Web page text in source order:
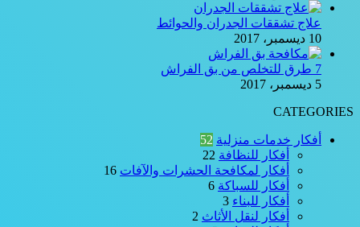
علاج تشققات الجدران والحوائط
10 ديسمبر، 2017
7 طرق للتخلص من بق الفراش
5 ديسمبر، 2017
CATEGORIES
أفكار خدمات منزلية 52
أفكار للنظافة 22
أفكار لمكافحة الحشرات والآفات 16
أفكار للسباكة 6
أفكار للبناء 3
أفكار لنقل الأثاث 2